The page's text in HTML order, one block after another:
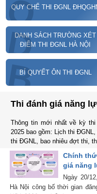
Q
QUY CHẾ THI ĐGNL
D
DANH SÁCH TRƯỜNG XÉT
ĐIỂM THI ĐGNL HÀ NỘI
BBÍ QUYẾT ÔN THI ĐGNL
Thi đánh giá năng
Thông tin mới nhất về kỳ
2025 bao gồm: Lịch thi
thi ĐGNL, bao nhiêu đợt thi,
Chính
giá năng
Ngày 20/
Hà Nội công bố thời gian